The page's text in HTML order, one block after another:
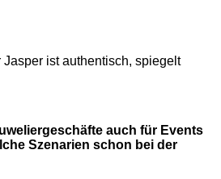
Jasper ist authentisch, spiegelt
auch für Events
Szenarien schon bei der